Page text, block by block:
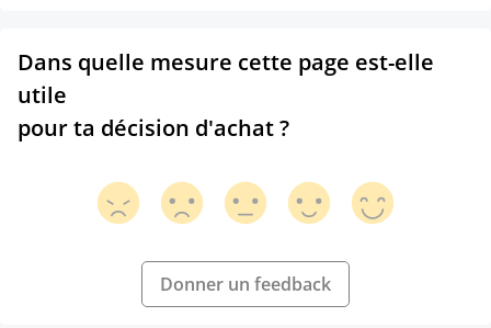
Dans quelle mesure cette page est-elle
utile
pour ta décision d'achat ?
Donner un feedback